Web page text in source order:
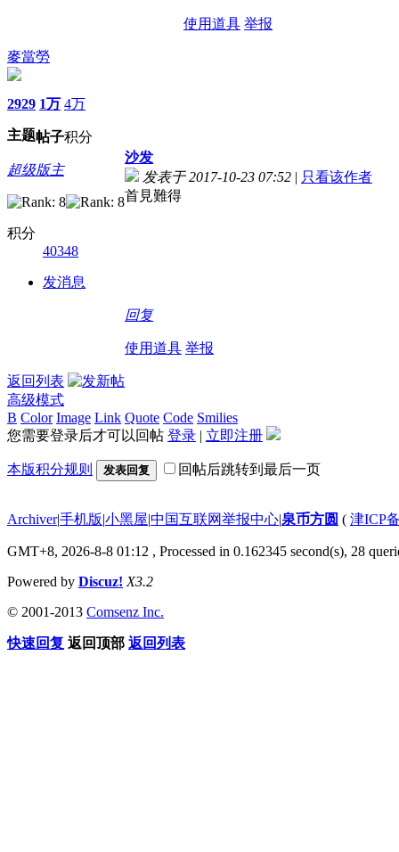
使用道具 举报
麥當勞
2929
主题
1万
帖子
4万
积分
超级版主
积分
40348
发消息
沙发
发表于 2017-10-23 07:52 | 只看该作者
首見難得
回复
使用道具 举报
返回列表
高级模式
B Color Image Link Quote Code Smilies
您需要登录后才可以回帖 登录 | 立即注册
本版积分规则 发表回复 回帖后跳转到最后一页
Archiver|手机版|小黑屋|中国互联网举报中心|泉币方圆 ( 津ICP
GMT+8, 2026-8-8 01:12 , Processed in 0.162345 second(s), 28
Powered by Discuz! X3.2
© 2001-2013 Comsenz Inc.
快速回复 返回顶部 返回列表